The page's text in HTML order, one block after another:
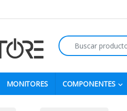
Search for:
MONITORES COMPONENTES